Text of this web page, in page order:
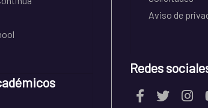
Aviso de
Redes